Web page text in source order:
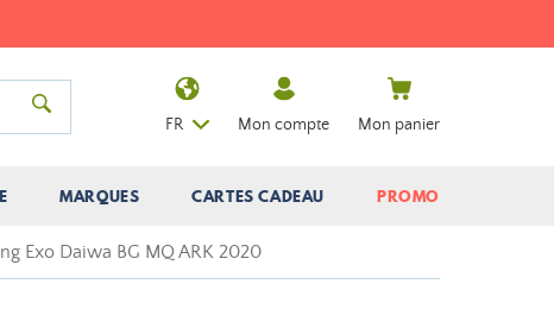
MARQUES CARTES CADEAU PROMO
FR Mon compte Mon panier
Exo Daiwa BG MQ ARK 2020